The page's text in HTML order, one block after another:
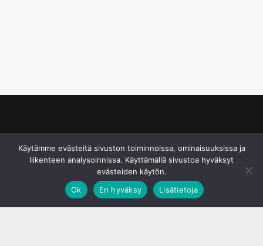
Käytämme evästeitä sivuston toiminnoissa, ominaisuuksissa ja
liikenteen analysoinnissa. Käyttämällä sivustoa hyväksyt
evästeiden käytön.
Ok
En hyväksy Lisätietoja